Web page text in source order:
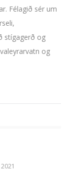
Félagið sér um
stígagerð og
og